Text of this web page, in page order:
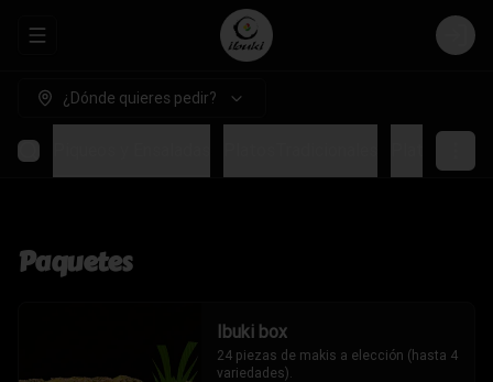
Abrir menu de navegación Login
¿Dónde quieres pedir?
Paquetes
Ibuki box
24 piezas de makis a elección (hasta 4
variedades).